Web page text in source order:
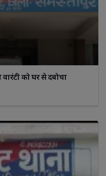
को घर से दबोचा